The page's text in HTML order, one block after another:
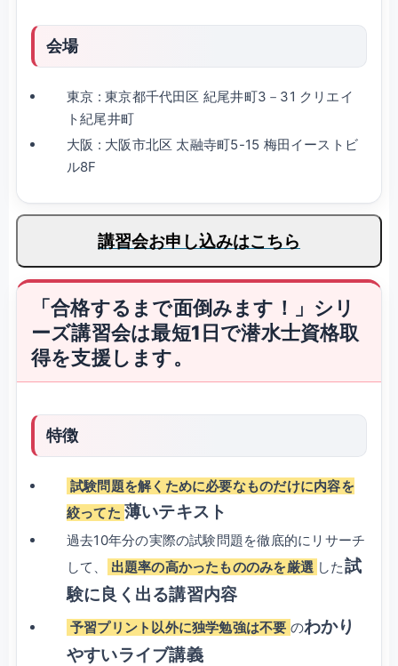
会場
東京 : 東京都千代田区 紀尾井町3－31 クリエイ
ト紀尾井町
大阪 : 大阪市北区 太融寺町5-15 梅田イーストビ
ル8F
講習会お申し込みはこちら
「合格するまで面倒みます！」シリ
ーズ講習会は最短1日で潜水士資格取
得を支援します。
特徴
試験問題を解くために必要なものだけに内容を
絞ってた 薄いテキスト
過去10年分の実際の試験問題を徹底的にリサーチ
して、
出題率の高かったもののみを厳選 した試
験に良く出る講習内容
予習プリント以外に独学勉強は不要 のわかり
やすいライブ講義